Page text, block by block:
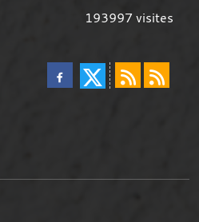
193997visites